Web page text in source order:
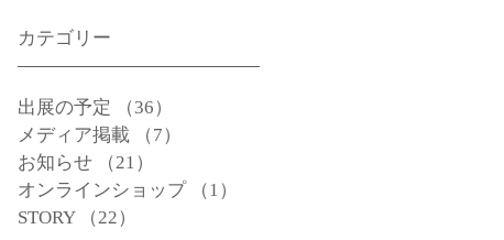
カテゴリー
出展の予定 （36）
メディア掲載
（7）
お知らせ
（21）
オンラインショップ
（1）
STORY
（22）